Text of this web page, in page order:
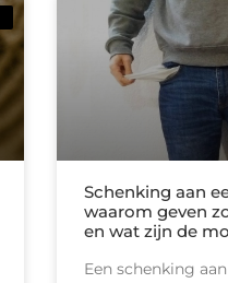
Schenking aan
waarom geven
en wat zijn de
Een schenking